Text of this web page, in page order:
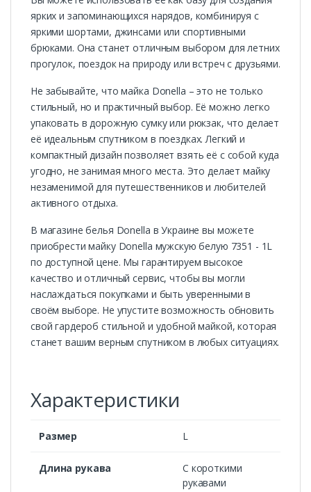
ярких и запоминающихся нарядов, комбинируя с
яркими шортами, джинсами или спортивными
брюками. Она станет отличным выбором для летних
прогулок, поездок на природу или встреч с друзьями.
Не забывайте, что майка Donella – это не только
стильный, но и практичный выбор. Её можно легко
упаковать в дорожную сумку или рюкзак, что делает
её идеальным спутником в поездках. Легкий и
компактный дизайн позволяет взять её с собой куда
угодно, не занимая много места. Это делает майку
незаменимой для путешественников и любителей
активного отдыха.
В магазине белья Donella в Украине вы можете
приобрести майку Donella мужскую белую 7351 - 1L
по доступной цене. Мы гарантируем высокое
качество и отличный сервис, чтобы вы могли
наслаждаться покупками и быть уверенными в
своём выборе. Не упустите возможность обновить
свой гардероб стильной и удобной майкой, которая
станет вашим верным спутником в любых ситуациях.
Характеристики
Размер L
Длина рукава
С короткими
рукавами